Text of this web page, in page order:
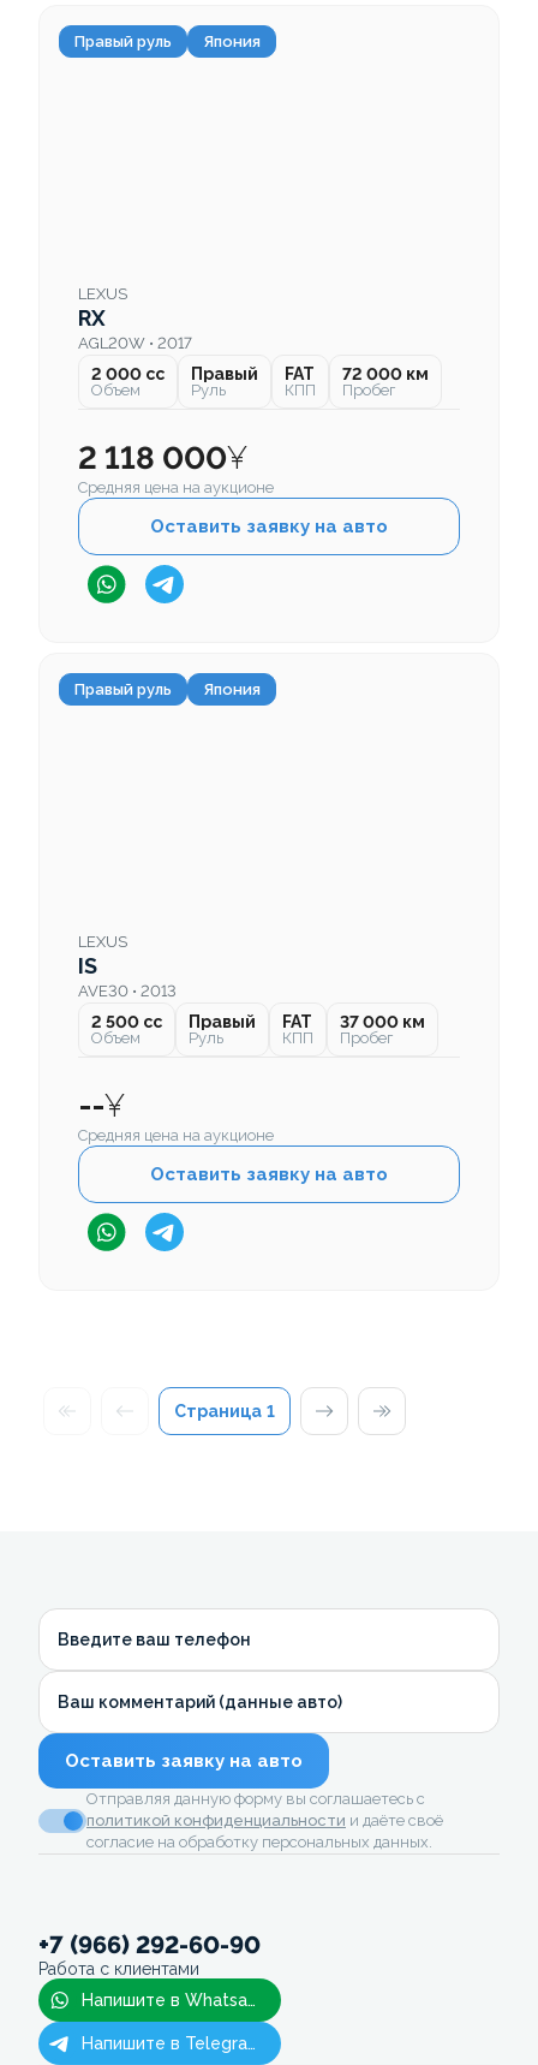
Правый руль Япония
LEXUS
RX
AGL20W • 2017
2 000 cc
Объем
Правый
Руль
FAT
КПП
72 000 км
Пробег
2 118 000¥
Средняя цена на аукционе
Оставить заявку на авто
Правый руль Япония
LEXUS
IS
AVE30 • 2013
2 500 cc
Объем
Правый
Руль
FAT
КПП
37 000 км
Пробег
--¥
Средняя цена на аукционе
Оставить заявку на авто
Страница 1
Введите ваш телефон
Ваш комментарий (данные авто)
Оставить заявку на авто
Отправляя данную форму вы соглашаетесь с
политикой конфиденциальности и даёте своё
согласие на обработку персональных данных.
+7 (966) 292-60-90
Работа с клиентами
Напишите в Whatsapp
Напишите в Telegram